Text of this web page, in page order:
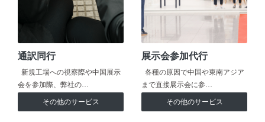
通訳同行
新規工場への視察際や中国展示
会を参加際、弊社の…
その他のサービス
展示会参加代行
各種の原因で中国や東南アジア
まで直接展示会に参…
その他のサービス